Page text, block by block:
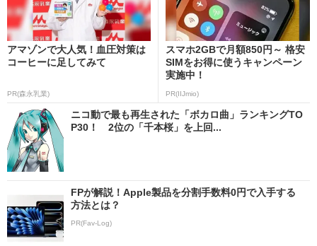
アマゾンで大人気！血圧対策は
コーヒーに足してみて
PR(森永乳業)
スマホ2GBで月額850円～ 格安
SIMをお得に使うキャンペーン
実施中！
PR(IIJmio)
ニコ動で最も再生された「ボカロ曲」ランキングTO
P30！ 2位の「千本桜」を上回...
FPが解説！Apple製品を分割手数料0円で入手する
方法とは？
PR(Fav-Log)